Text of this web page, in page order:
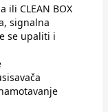
ili CLEAN BOX
signalna
se upaliti i